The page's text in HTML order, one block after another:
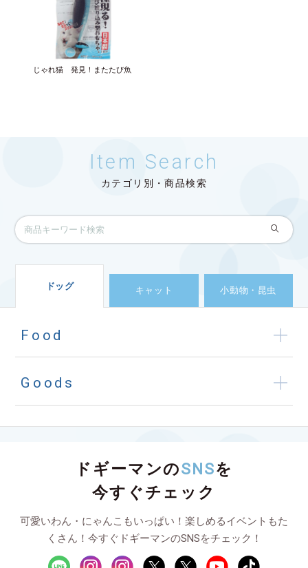
じゃれ猫 発見！またたび魚
Item Search
カテゴリ別・商品検索
ドッグ キャット 小動物・昆虫
Food
Goods
ドギーマンのSNSを
今すぐチェック
可愛いわん・にゃんこもいっぱい！楽しめるイベントもた
くさん！今すぐドギーマンのSNSをチェック！